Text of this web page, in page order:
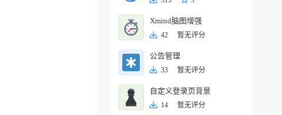
Xmind脑图增强
42 暂无评分
公告管理
33 暂无评分
自定义登录页背景
14 暂无评分